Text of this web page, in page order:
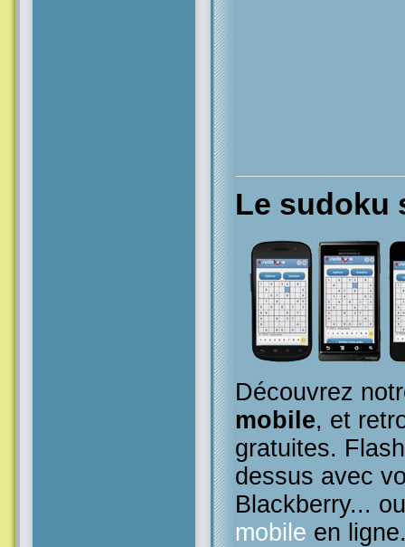
Le sudoku
Découvrez
mobile, et
gratuites.
dessus avec
Blackberry...
mobile en